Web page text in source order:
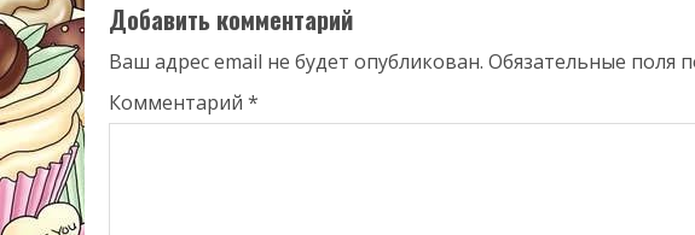
Добавить комментарий
Ваш адрес email не будет опубликован. Обязательные поля
Комментарий *